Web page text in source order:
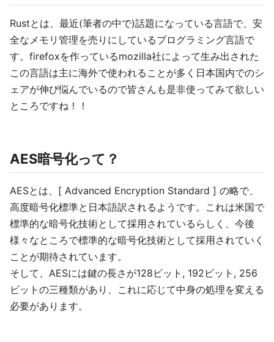
Rustとは、最近(筆者の中で)話題になっている言語で、安
全なメモリ管理を売りにしているプログラミング言語で
す。firefoxを作っているmozilla社によって生み出された
この言語は主に海外で使われることが多く日本国内でのシ
ェアが伸び悩んでいるので皆さんも是非使ってみて欲しい
ところですね！！
AES暗号化って？
AESとは、[ Advanced Encryption Standard ] の略で、
高度暗号化標準と日本語訳されるようです。これは米国で
標準的な暗号化技術として採用されているらしく、今後
様々なところで標準的な暗号化技術として採用されていく
ことが期待されています。
そして、AESには鍵の長さが128ビット, 192ビット, 256
ビットの三種類があり、これに応じて中身の処理を変える
必要があります。